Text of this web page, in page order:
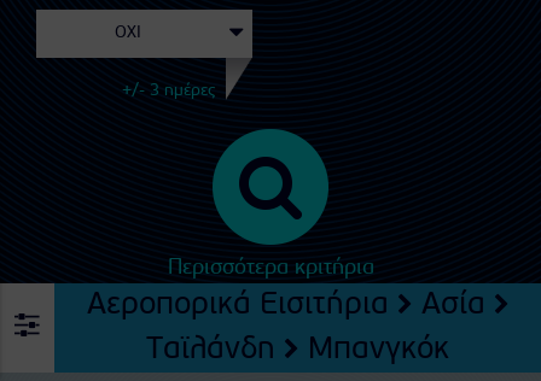
+/- 3 ημέρες
Περισσότερα κριτήρια
Αεροπορικά Εισιτήρια
Ασία
Ταϊλάνδη
Μπανγκόκ